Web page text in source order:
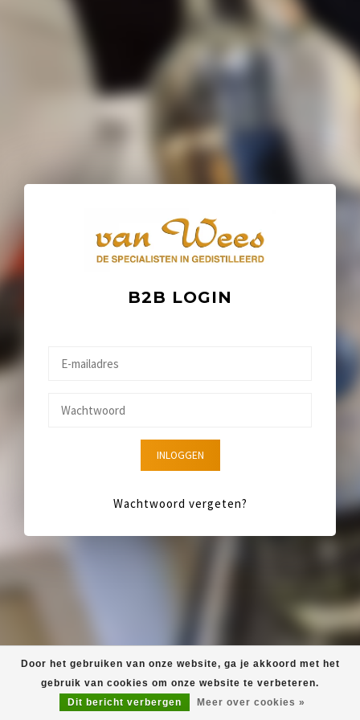
B2B LOGIN
INLOGGEN
Wachtwoord vergeten?
Door het gebruiken van onze website, ga je akkoord met het
gebruik van cookies om onze website te verbeteren.
Dit bericht verbergen
Meer over cookies »